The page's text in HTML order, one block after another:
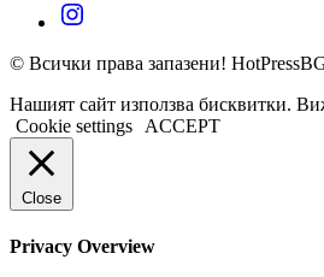
© Всички права запазени!
Нашият сайт използва бисквитки.
Cookie settings
ACCEPT
Close
Privacy Overview